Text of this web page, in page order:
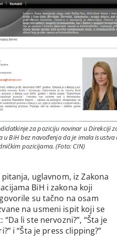
za poziciju novinar u Direkciji
BiH bez navođenja da je imala isustva
pozicijama. (Foto: CIN)
uglavnom, iz Zakona
BiH i zakona koji
su tačno na osam
na usmeni ispit koji se
li ste nervozni?”, “Šta je
i “Šta je press clipping?”